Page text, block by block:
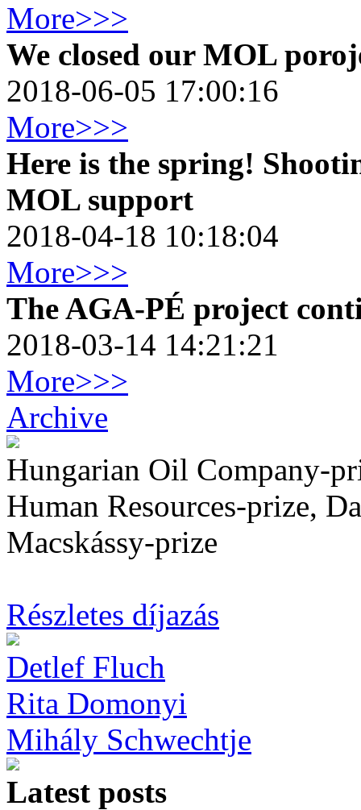
More>>>
We closed our MOL
2018-06-05 17:00:16
More>>>
Here is the spring!
MOL support
2018-04-18 10:18:04
More>>>
The AGA-PÉ project
2018-03-14 14:21:21
More>>>
Archive
Hungarian Oil Company-
Human Resources-prize,
Macskássy-prize
Részletes díjazás
Detlef Fluch
Rita Domonyi
Mihály Schwechtje
Latest posts